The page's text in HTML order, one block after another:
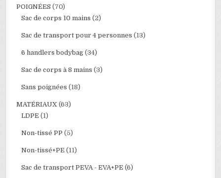
POIGNÉES (70)
Sac de corps 10 mains (2)
Sac de transport pour 4 personnes (13)
6 handlers bodybag (34)
Sac de corps à 8 mains (3)
Sans poignées (18)
MATÉRIAUX (63)
LDPE (1)
Non-tissé PP (5)
Non-tissé+PE (11)
Sac de transport PEVA - EVA+PE (6)